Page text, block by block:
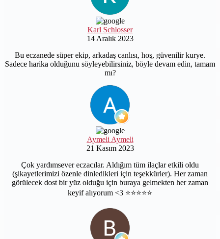
Karl Schlosser
14 Aralık 2023
Bu eczanede süper ekip, arkadaş canlısı, hoş, güvenilir kurye.
Sadece harika olduğunu söyleyebilirsiniz, böyle devam edin, tamam
mı?
Aymeli Aymeli
21 Kasım 2023
Çok yardımsever eczacılar. Aldığım tüm ilaçlar etkili oldu
(şikayetlerimizi özenle dinledikleri için teşekkürler). Her zaman
görülecek dost bir yüz olduğu için buraya gelmekten her zaman
keyif alıyorum <3 ⭐️⭐️⭐️⭐️⭐️